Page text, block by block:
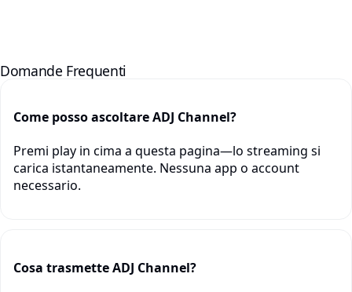
Domande Frequenti
Come posso ascoltare ADJ Channel?
Premi play in cima a questa pagina—lo streaming si
carica istantaneamente. Nessuna app o account
necessario.
Cosa trasmette ADJ Channel?